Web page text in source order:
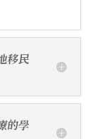
移民
的學